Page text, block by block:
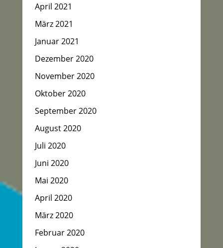
April 2021
März 2021
Januar 2021
Dezember 2020
November 2020
Oktober 2020
September 2020
August 2020
Juli 2020
Juni 2020
Mai 2020
April 2020
März 2020
Februar 2020